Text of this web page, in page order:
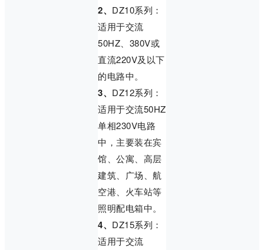
2、 DZ10系列：
适用于交流
50HZ、380V或
直流220V及以下
的电路中。
3、 DZ12系列：
适用于交流50HZ
单相230V电路
中，主要装在宾
馆、公寓、高层
建筑、广场、航
空港、火车站等
照明配电箱中。
4、 DZ15系列：
适用于交流